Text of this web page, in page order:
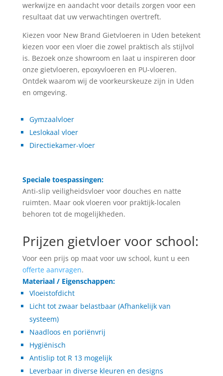
werkwijze en aandacht voor details zorgen voor een
resultaat dat uw verwachtingen overtreft.
Kiezen voor New Brand Gietvloeren in Uden betekent
kiezen voor een vloer die zowel praktisch als stijlvol
is. Bezoek onze showroom en laat u inspireren door
onze gietvloeren, epoxyvloeren en PU-vloeren.
Ontdek waarom wij de voorkeurskeuze zijn in Uden
en omgeving.
Gymzaalvloer
Leslokaal vloer
Directiekamer-vloer
Speciale toespassingen:
Anti-slip veiligheidsvloer voor douches en natte
ruimten. Maar ook vloeren voor praktijk-localen
behoren tot de mogelijkheden.
Prijzen gietvloer voor school:
Voor een prijs op maat voor uw school, kunt u een
offerte aanvragen.
Materiaal / Eigenschappen:
Vloeistofdicht
Licht tot zwaar belastbaar (Afhankelijk van
systeem)
Naadloos en poriënvrij
Hygiënisch
Antislip tot R 13 mogelijk
Leverbaar in diverse kleuren en designs